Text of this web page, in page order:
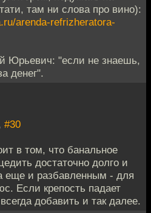
там ни слова про вино):
arenda-refrizheratora-
Юрьевич: "если не знаешь,
денег".
#30
в том, что банальное
достаточно долго и
еще и разбавленным - для
Если крепость падает
добавить и так далее.